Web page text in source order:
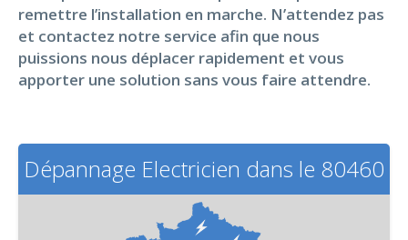
remettre l’installation en marche. N’attendez pas
et contactez notre service afin que nous
puissions nous déplacer rapidement et vous
apporter une solution sans vous faire attendre.
Dépannage Electricien dans le 80460